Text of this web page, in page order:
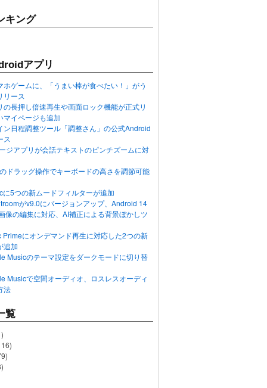
キング
アプリ
ホゲームに、「うまい棒が食べたい！」がう
リース
の長押し倍速再生や画面ロック機能が正式リ
マイページも追加
ン日程調整ツール「調整さん」の公式Android
ス
ジアプリが会話テキストのピンチズームに対
ドラッグ操作でキーボードの高さを調節可能
に5つの新ムードフィルターが追加
がv9.0にバージョンアップ、Android 14
像の編集に対応、AI補正による背景ぼかしツ
Primeにオンデマンド再生に対応した2つの新
追加
Musicのテーマ設定をダークモードに切り替
Musicで空間オーディオ、ロスレスオーディ
法
覧